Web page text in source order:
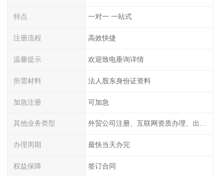
特点 一对一 一站式
注册流程 高效快捷
温馨提示 欢迎致电垂询详情
所需材料 法人股东身份证资料
加急注册 可加急
其他业务类型 外贸公司注册、互联网资质办理、出口退税服务、ICP/EDI、文网文许可证、
办理周期 最快当天办完
权益保障 签订合同